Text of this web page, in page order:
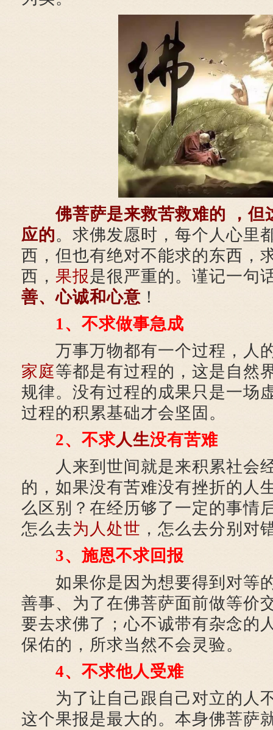
佛菩萨是来救苦救难的 ，但
应的。求佛发愿时，每个人心里
西，但也有绝对不能求的东西，
西， 果报是很严重的。谨记一句
善、心诚和心意 ！
1、不求做事急成‍
万事万物都有一个过程，人
家庭等都是有过程的，这是自然
规律。没有过程的成果只是一场
过程的积累基础才会坚固。
2、不求人生没有苦难
人来到世间就是来积累社会
的，如果没有苦难没有挫折的人
么区别？在经历够了一定的事情
怎么去为人处世 ，怎么去分别对
3、施恩不求回报
如果你是因为想要得到对等
善事、为了在佛菩萨面前做等价
要去求佛了；心不诚带有杂念的
保佑的，所求当然不会灵验。
4、不求他人受难
为了让自己跟自己对立的人
这个果报是最大的。本身佛菩萨